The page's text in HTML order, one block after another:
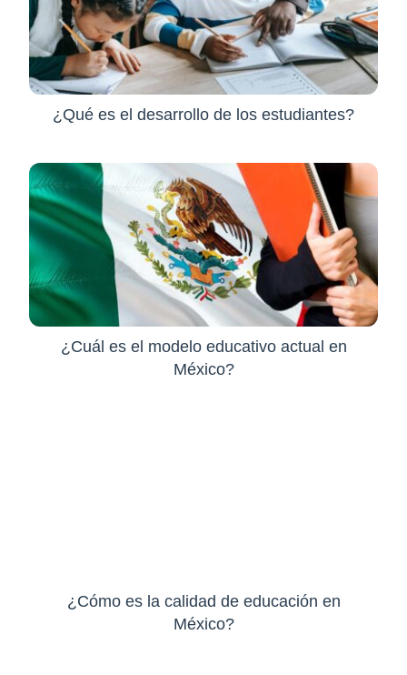
¿Qué es el desarrollo de los estudiantes?
¿Cuál es el modelo educativo actual en
México?
¿Cómo es la calidad de educación en
México?